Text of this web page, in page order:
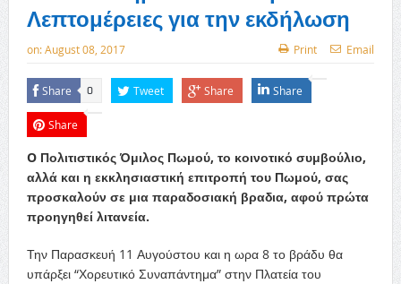
Λεπτομέρειες για την εκδήλωση
on:August 08, 2017 Print Email
Share 0 Tweet Share Share
Share
O Πολιτιστικός Όμιλος Πωμού, το κοινοτικό συμβούλιο,
αλλά και η εκκλησιαστική επιτροπή του Πωμού, σας
προσκαλούν σε μια παραδοσιακή βραδια, αφού πρώτα
προηγηθεί λιτανεία.
Την Παρασκευή 11 Αυγούστου και η ωρα 8 το βράδυ θα
υπάρξει “Χορευτικό Συναπάντημα” στην Πλατεία του